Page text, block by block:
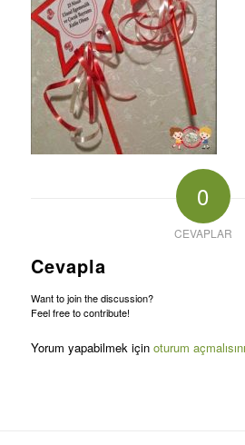
0
CEVAPLAR
Cevapla
Want to join the discussion?
Feel free to contribute!
Yorum yapabilmek için oturum